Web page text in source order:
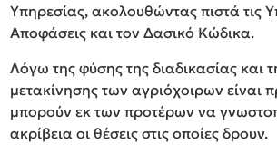
Υπηρεσίας, ακολουθώντας πιστά τις
Αποφάσεις και τον Δασικό Κώδικα.
Λόγω της φύσης της διαδικασίας και
μετακίνησης των αγριόχοιρων είναι
μπορούν εκ των προτέρων να
ακρίβεια οι θέσεις στις οποίες δρουν.